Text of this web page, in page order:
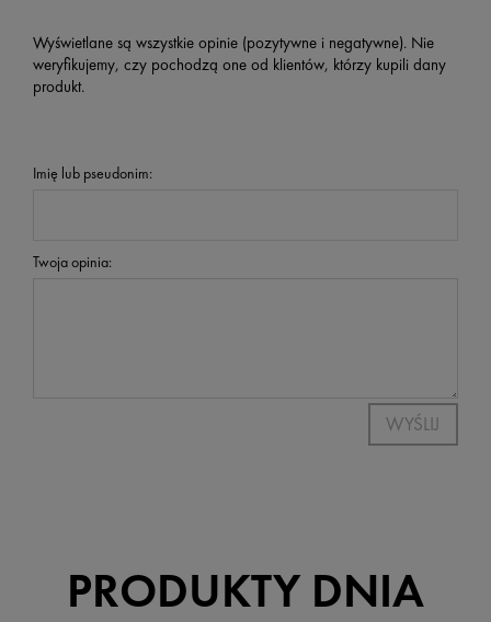
Wyświetlane są wszystkie opinie (pozytywne i negatywne). Nie
weryfikujemy, czy pochodzą one od klientów, którzy kupili dany
produkt.
Imię lub pseudonim:
Twoja opinia:
WYŚLIJ
PRODUKTY DNIA